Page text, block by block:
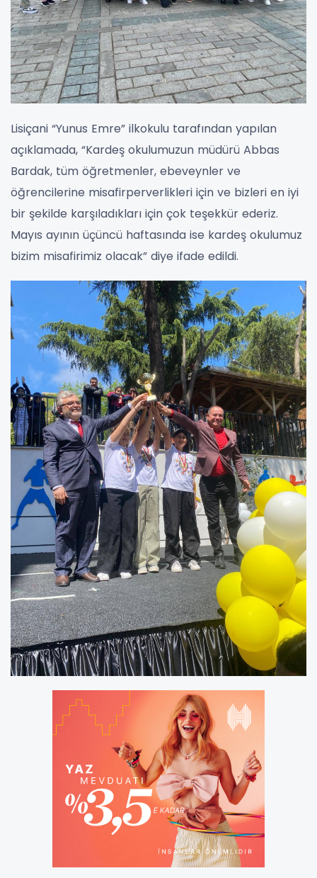
Lisiçani “Yunus Emre” ilkokulu tarafından yapılan
açıklamada, “Kardeş okulumuzun müdürü Abbas
Bardak, tüm öğretmenler, ebeveynler ve
öğrencilerine misafirperverlikleri için ve bizleri en iyi
bir şekilde karşıladıkları için çok teşekkür ederiz.
Mayıs ayının üçüncü haftasında ise kardeş okulumuz
bizim misafirimiz olacak” diye ifade edildi.